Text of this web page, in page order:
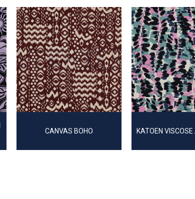
CANVAS BOHO KATOEN